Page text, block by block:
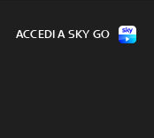
ACCEDI A SKY GO